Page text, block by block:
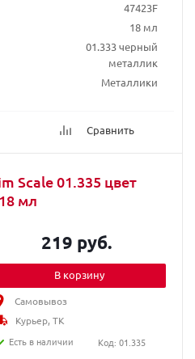
47423F
18 мл
01.333 черный
металлик
Металлики
Сравнить
Scale 01.335 цвет
мл
219 руб.
В корзину
Самовывоз
Курьер, ТК
Есть в наличии
Код: 01.335